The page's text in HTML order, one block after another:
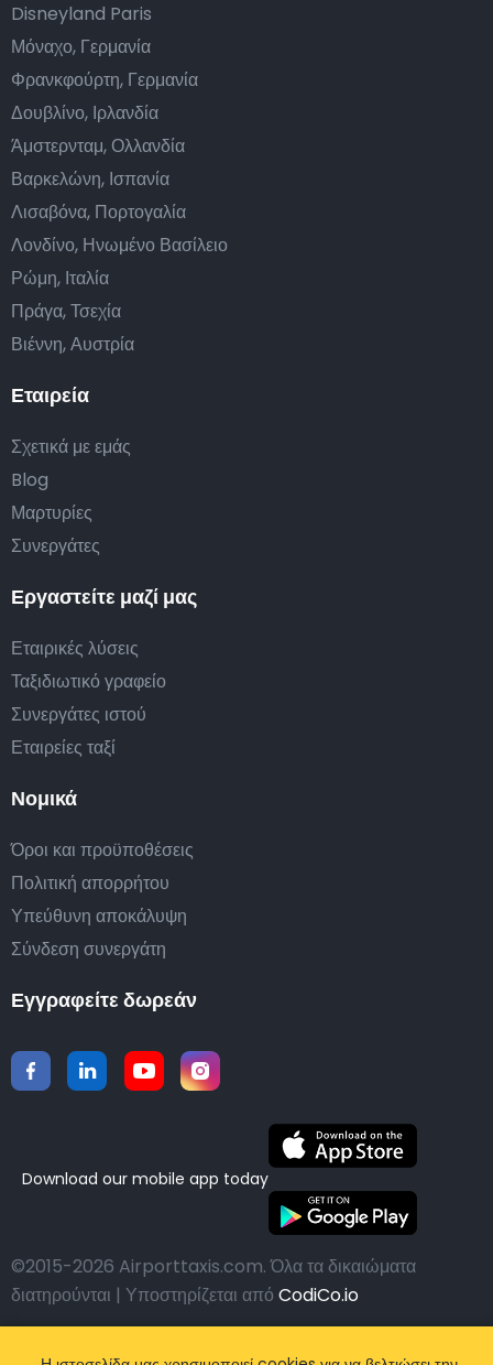
Εταιρεία
Σχετικά με εμάς
Blog
Μαρτυρίες
Συνεργάτες
Εργαστείτε μαζί μας
Εταιρικές λύσεις
Ταξιδιωτικό γραφείο
Συνεργάτες ιστού
Εταιρείες ταξί
Νομικά
Όροι και προϋποθέσεις
Πολιτική απορρήτου
Υπεύθυνη αποκάλυψη
Σύνδεση συνεργάτη
Disneyland Paris
Μόναχο, Γερμανία
Φρανκφούρτη, Γερμανία
Δουβλίνο, Ιρλανδία
Άμστερνταμ, Ολλανδία
Βαρκελώνη, Ισπανία
Λισαβόνα, Πορτογαλία
Λονδίνο, Ηνωμένο Βασίλειο
Ρώμη, Ιταλία
Πράγα, Τσεχία
Βιέννη, Αυστρία
Εγγραφείτε δωρεάν
Download our mobile app today
©2015-2026 Airporttaxis.com.Όλα τα δικαιώματα
διατηρούνται | Υποστηρίζεται από CodiCo.io